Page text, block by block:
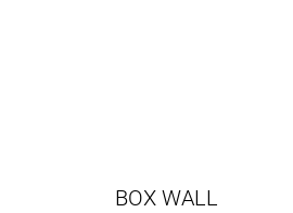
BOX WALL